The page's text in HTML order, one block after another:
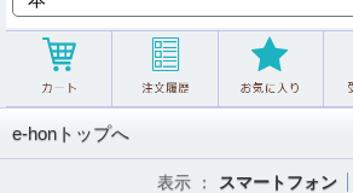
e-honトップへ
表示 ： スマートフォン